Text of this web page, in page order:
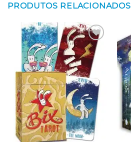
PRODUTOS RELACIONADOS
Adicionar
aos meus
desejos